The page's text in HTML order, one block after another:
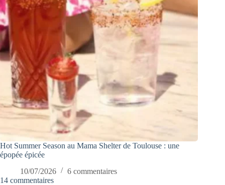
Hot Summer Season au Mama Shelter de Toulouse : une
épopée épicée
10/07/2026
6 commentaires
14 commentaires